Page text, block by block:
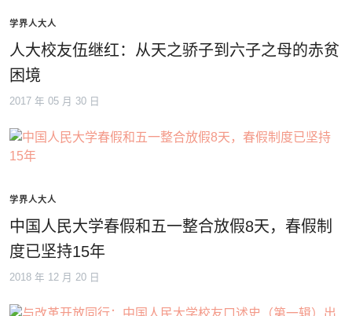
学界人大人
人大校友伍继红：从天之骄子到六子之母的赤贫
困境
2017 年 05 月 30 日
学界人大人
中国人民大学春假和五一整合放假8天，春假制
度已坚持15年
2018 年 12 月 20 日